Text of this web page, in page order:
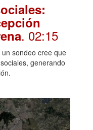
. 02:15
sondeo cree que
generando